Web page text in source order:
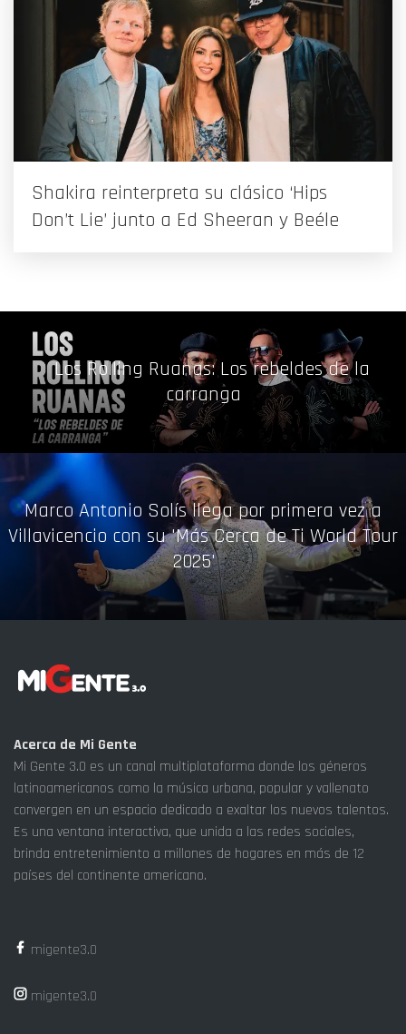
Shakira reinterpreta su clásico ‘Hips
Don’t Lie’ junto a Ed Sheeran y Beéle
Los Rolling Ruanas: Los rebeldes de la
carranga
Marco Antonio Solís llega por primera vez a
Villavicencio con su 'Más Cerca de Ti World Tour
2025'
Acerca de Mi Gente
Mi Gente 3.0 es un canal multiplataforma donde los géneros
latinoamericanos como la música urbana, popular y vallenato
convergen en un espacio dedicado a exaltar los nuevos talentos.
Es una ventana interactiva, que unida a las redes sociales,
brinda entretenimiento a millones de hogares en más de 12
países del continente americano.
migente3.0
migente3.0